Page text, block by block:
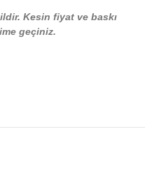
Kesin fiyat ve baskı
geçiniz.